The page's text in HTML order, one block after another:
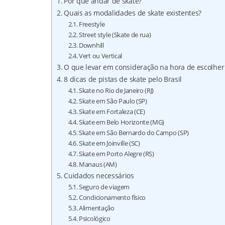
Quais as modalidades de skate existentes?
Freestyle
Street style (Skate de rua)
Downhill
Vert ou Vertical
O que levar em consideração na hora de
8 dicas de pistas de skate pelo Brasil
Skate no Rio de Janeiro (RJ)
Skate em São Paulo (SP)
Skate em Fortaleza (CE)
Skate em Belo Horizonte (MG)
Skate em São Bernardo do Campo (SP)
Skate em Joinville (SC)
Skate em Porto Alegre (RS)
Manaus (AM)
Cuidados necessários
Seguro de viagem
Condicionamento físico
Alimentação
Psicológico